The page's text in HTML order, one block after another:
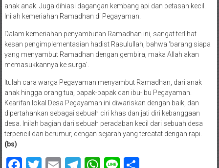
anak anak. Juga dihiasi dagangan kembang api dan petasan kecil.
Inilah kemeriahan Ramadhan di Pegayaman.
Dalam kemeriahan penyambutan Ramadhan ini, sangat terlihat
kesan pengimplementasian hadist Rasulullah, bahwa ‘barang siapa
yang menyambut Ramadhan dengan gembira, maka Allah akan
memasukkannya ke surga’.
Itulah cara warga Pegayaman menyambut Ramadhan, dari anak
anak hingga orang tua, bapak-bapak dan ibu-ibu Pegayaman.
Kearifan lokal Desa Pegayaman ini diwariskan dengan baik, dan
dipertahankan sebagai sebuah ciri khas dan jati diri kebanggaan
desa. Inilah bagian dari sebuah peradaban kecil dari sebuah desa
terpencil dan berumur, dengan sejarah yang tercatat dengan rapi.
(bs)